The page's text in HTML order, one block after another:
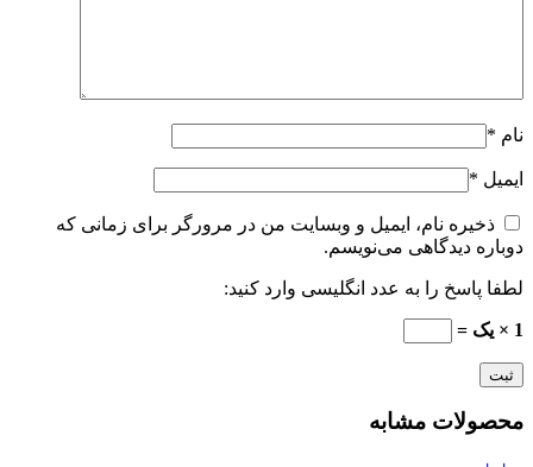
نام *
ایمیل *
ذخیره نام، ایمیل و وبسایت من در مرورگر برای زمانی که
دوباره دیدگاهی می‌نویسم.
لطفا پاسخ را به عدد انگلیسی وارد کنید:
1 × یک =
محصولات مشابه